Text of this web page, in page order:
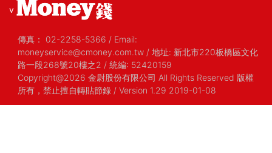
v
傳真： 02-2258-5366 / Email:
moneyservice@cmoney.com.tw / 地址: 新北市220板橋區文化
路一段268號20樓之2 / 統編: 52420159
Copyright@2026 金尉股份有限公司 All Rights Reserved 版權
所有，禁止擅自轉貼節錄 / Version 1.29 2019-01-08